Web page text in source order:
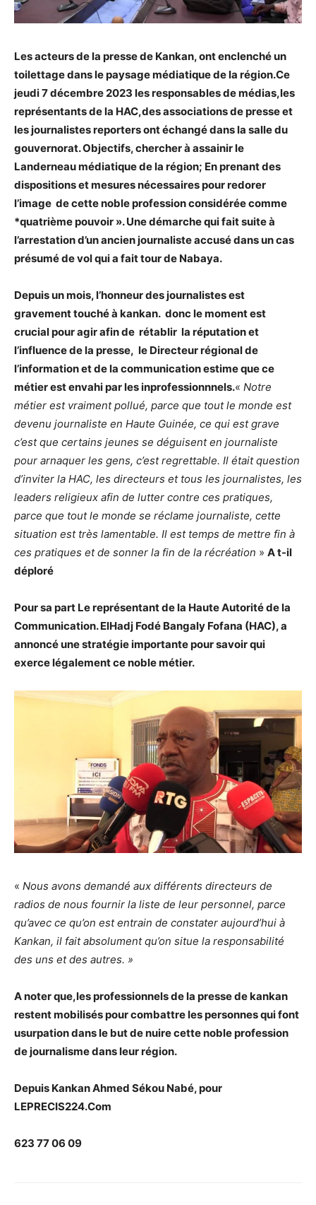
Les acteurs de la presse de Kankan, ont enclenché un
toilettage dans le paysage médiatique de la région.Ce
jeudi 7 décembre 2023 les responsables de médias,les
représentants de la HAC,des associations de presse et
les journalistes reporters ont échangé dans la salle du
gouvernorat. Objectifs, chercher à assainir le
Landerneau médiatique de la région; En prenant des
dispositions et mesures nécessaires pour redorer
l’image de cette noble profession considérée comme
*quatrième pouvoir ». Une démarche qui fait suite à
l’arrestation d’un ancien journaliste accusédans un cas
présumé de vol qui a fait tour de Nabaya.
Depuis un mois, l’honneur des journalistes est
gravement touché à kankan. donc le moment est
crucial pour agir afin de rétablir la réputation et
l’influence de la presse, le Directeur régional de
l’information et de la communication estime que ce
métier est envahi par les inprofessionnnels.« Notre
métier est vraiment pollué, parce que tout le monde est
devenu journaliste en Haute Guinée, ce qui est grave
c’est que certains jeunes se déguisent en journaliste
pour arnaquer les gens, c’est regrettable. Il était question
d’inviter la HAC, les directeurs et tous les journalistes, les
leaders religieux afin de lutter contre ces pratiques,
parce que tout le monde se réclame journaliste, cette
situation est très lamentable. Il est temps de mettre fin à
ces pratiques et de sonner la fin de la récréation » A t-il
déploré
Pour sa part Le représentant de la Haute Autorité de la
Communication. ElHadj Fodé Bangaly Fofana (HAC), a
annoncé une stratégie importante pour savoir qui
exerce légalement ce noble métier.
« Nous avons demandé aux différents directeurs de
radios de nous fournir la liste de leur personnel, parce
qu’avec ce qu’on est entrain de constater aujourd’hui à
Kankan, il fait absolument qu’on situe la responsabilité
des uns et des autres. »
A noter que,les professionnels de la presse de kankan
restent mobilisés pour combattre les personnes qui font
usurpation dans le but de nuire cette noble profession
de journalisme dans leur région.
Depuis Kankan Ahmed Sékou Nabé, pour
LEPRECIS224.Com
623 77 06 09